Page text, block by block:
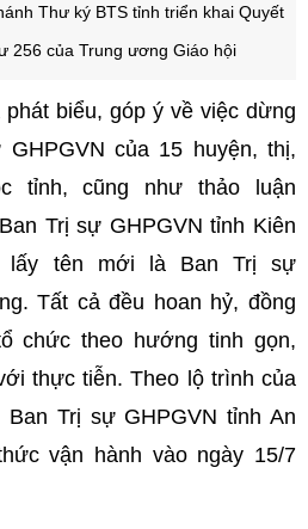
Thư ký BTS tỉnh triển khai Quyết
256 của Trung ương Giáo hội
biểu, góp ý về việc dừng
của 15 huyện, thị,
tỉnh, cũng như thảo luận
Trị sự GHPGVN tỉnh Kiên
lấy tên mới là Ban Trị sự
Tất cả đều hoan hỷ, đồng
chức theo hướng tinh gọn,
thực tiễn. Theo lộ trình của
Trị sự GHPGVN tỉnh An
vận hành vào ngày 15/7